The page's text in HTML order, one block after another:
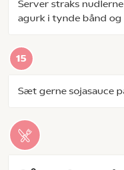
Server straks
agurk i tynde bånd
Sæt gerne sojasauce